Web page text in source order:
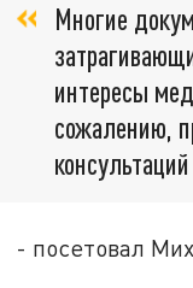
Многие
интересы
сожалению,
- посетовал